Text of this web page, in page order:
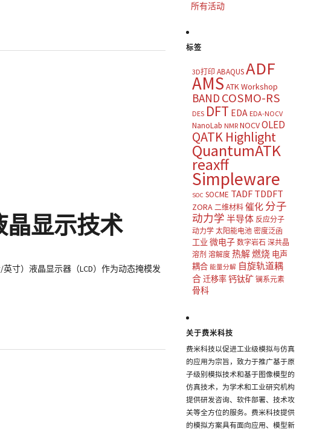
晶显示技术
寸）液晶显示器（LCD）作为动态掩模发
所有活动
标签
3D打印 ABAQUSADF
AMS ATK Workshop
BAND COSMO-RS
DES DFT EDA EDA-NOCV
NanoLab NMR NOCVOLED
QATK Highlight
QuantumATK
reaxff
Simpleware
SOC SOCME TADF TDDFT
ZORA 二维材料 催化 分子
动力学 半导体 反应分子
动力学 太阳能电池 密度泛函
工业 微电子 数字岩石 深共晶
溶剂 溶解度 热解燃烧 电声
耦合 能量分解 自旋轨道耦
合迁移率钙钛矿 镧系元素
骨科
关于费米科技
费米科技以促进工业级模拟与仿真
的应用为宗旨，致力于推广基于原
子级别模拟技术和基于图像模型的
仿真技术，为学术和工业研究机构
提供研发咨询、软件部署、技术攻
关等全方位的服务。费米科技提供
的模拟方案具有面向应用、模型新